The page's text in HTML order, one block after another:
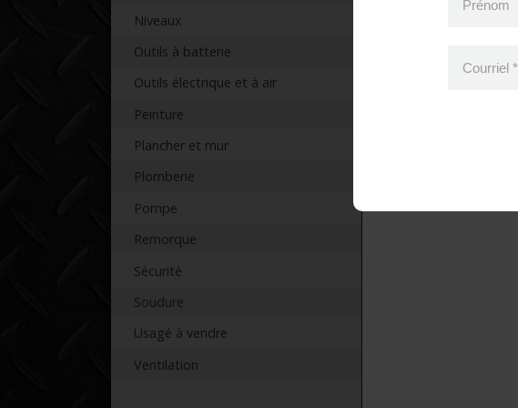
Niveaux
Outils à batterie
Outils électrique et à air
Peinture
Plancher et mur
Plomberie
Pompe
Remorque
Sécurité
Soudure
Usagé à vendre
Ventilation
Prénom
Courriel *